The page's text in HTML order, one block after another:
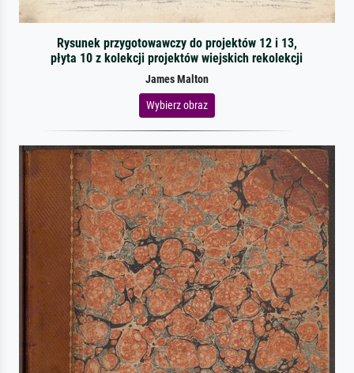
Rysunek przygotowawczy do projektów 12 i 13,
płyta 10 z kolekcji projektów wiejskich rekolekcji
James Malton
Wybierz obraz